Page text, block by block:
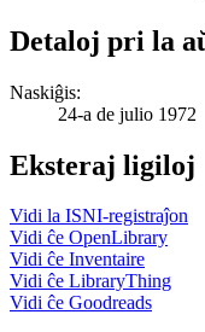
Detaloj pri la
Naskiĝis:
24-a de julio 1972
Eksteraj ligiloj
Vidi la ISNI-registraĵon
Vidi ĉe OpenLibrary
Vidi ĉe Inventaire
Vidi ĉe LibraryThing
Vidi ĉe Goodreads